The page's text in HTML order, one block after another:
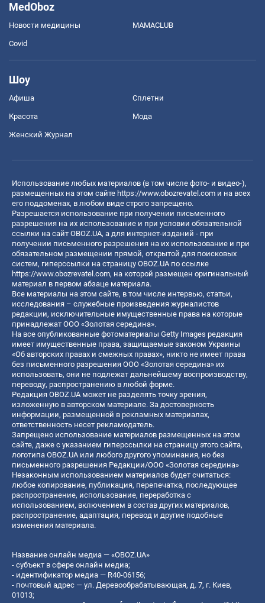
MedOboz
Новости медицины MAMACLUB
Covid
Шоу
Афиша Сплетни
Красота Мода
Женский Журнал
Использование любых материалов (в том числе фото- и видео-),
размещенных на этом сайте https://www.obozrevatel.com и на всех
его поддоменах, в любом виде строго запрещено.
Разрешается использование при получении письменного
разрешения на их использование и при условии обязательной
ссылки на сайт OBOZ.UA, а для интернет-изданий - при
получении письменного разрешения на их использование и при
обязательном размещении прямой, открытой для поисковых
систем, гиперссылки на страницу OBOZ.UA по ссылке
https://www.obozrevatel.com, на которой размещен оригинальный
материал в первом абзаце материала.
Все материалы на этом сайте, в том числе интервью, статьи,
исследования – служебные произведения журналистов
редакции, исключительные имущественные права на которые
принадлежат ООО «Золотая середина».
На все опубликованные фотоматериалы Getty Images редакция
имеет имущественные права, защищаемые законом Украины
«Об авторских правах и смежных правах», никто не имеет права
без письменного разрешения ООО «Золотая середина» их
использовать, они не подлежат дальнейшему воспроизводству,
переводу, распространению в любой форме.
Редакция OBOZ.UA может не разделять точку зрения,
изложенную в авторском материале. За достоверность
информации, размещенной в рекламных материалах,
ответственность несет рекламодатель.
Запрещено использование материалов размещенных на этом
сайте, даже с указанием гиперссылки на страницу этого сайта,
логотипа OBOZ.UA или любого другого упоминания, но без
письменного разрешения Редакции/ООО «Золотая середина»
Незаконным использованием материалов будет считаться:
любое копирование, публикация, перепечатка, последующее
распространение, использование, переработка с
использованием, включением в состав других материалов,
распространение, адаптация, перевод и другие подобные
изменения материала.
Название онлайн медиа — «OBOZ.UA»
- субъект в сфере онлайн медиа;
- идентификатор медиа — R40-06156;
- почтовый адрес — ул. Деревообрабатывающая, д. 7, г. Киев,
01013;